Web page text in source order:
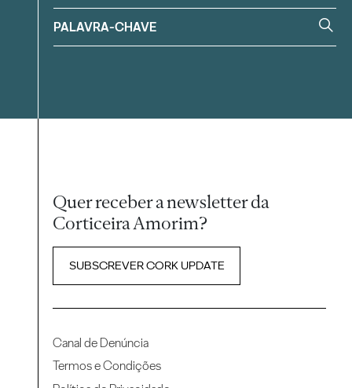
Quer receber a newsletter da
Corticeira Amorim?
SUBSCREVER CORK UPDATE
Canal de Denúncia
Termos e Condições